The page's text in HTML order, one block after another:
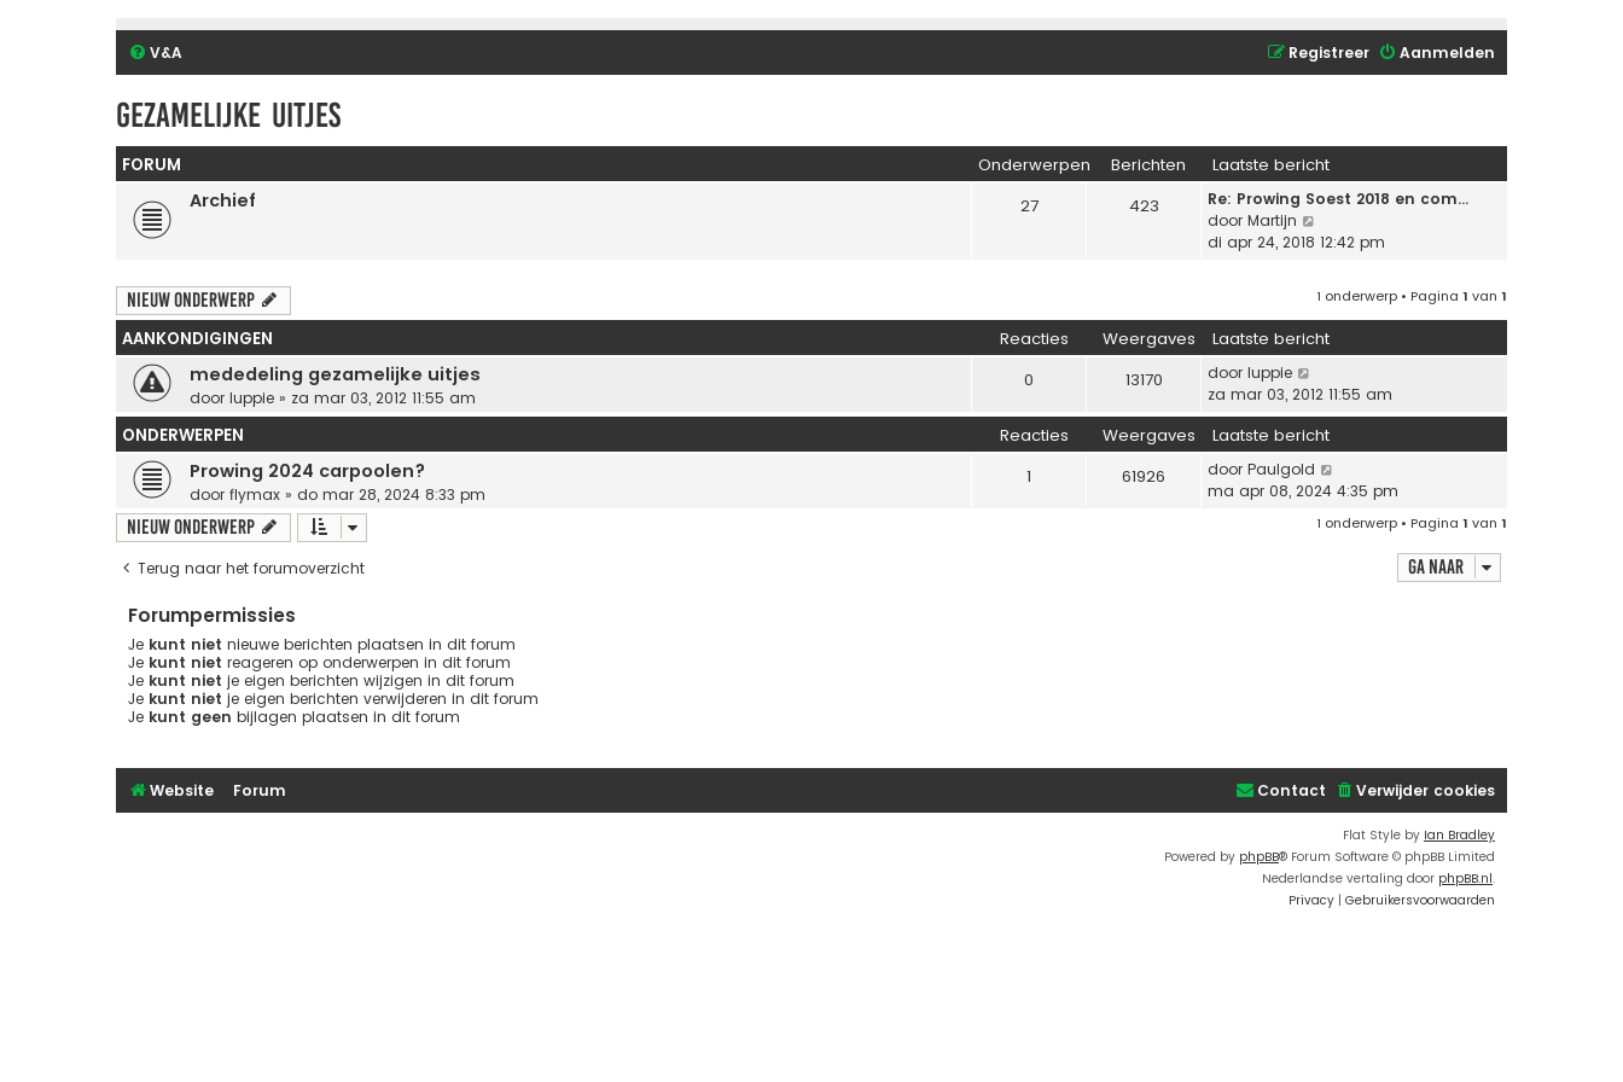
V&A Aanmelden
Registreer
Gezamelijke uitjes
FORUM Onderwerpen Berichten Laatste bericht
Archief 27 423
Re: Prowing Soest 2018 en com…
door Martijn
e
j
l
a
t
s
t
e
b
e
di apr 24, 2018 12:42 pm
Nieuw onderwerp 1 onderwerp • Pagina 1 van 1
AANKONDIGINGEN Reacties Weergaves Laatste bericht
mededeling gezamelijke uitjes
door luppie » za mar 03, 2012 11:55 am
0 13170 door luppie
za mar 03, 2012 11:55 am
ONDERWERPEN Reacties Weergaves Laatste bericht
Prowing 2024 carpoolen?
door flymax » do mar 28, 2024 8:33 pm
1 61926 door Paulgold
ma apr 08, 2024 4:35 pm
Nieuw onderwerp 1 onderwerp • Pagina 1 van 1
Terug naar het forumoverzicht Ga naar
Forumpermissies
Je kunt niet nieuwe berichten plaatsen in dit forum
Je kunt niet reageren op onderwerpen in dit forum
Je kunt niet je eigen berichten wijzigen in dit forum
Je kunt niet je eigen berichten verwijderen in dit forum
Je kunt geen bijlagen plaatsen in dit forum
Website Forum Verwijder cookies
Contact
Flat Style by Ian Bradley
Powered by phpBB® Forum Software © phpBB Limited
Nederlandse vertaling door phpBB.nl.
Privacy | Gebruikersvoorwaarden